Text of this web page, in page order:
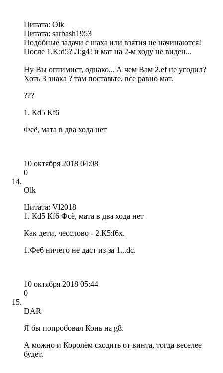
Цитата: Olk
Цитата: sarbash1953
Подобные задачи с шаха или взятия не начинаются!
После 1.K:d5? Л:g4! и мат на 2-м ходу не виден...
Ну Вы оптимист, однако... А чем Вам 2.ef не угодил?
Хоть 3 знака ? там поставьте, все равно мат.
???
1. Кd5 Кf6
Фсё, мата в два хода нет
10 октября 2018 04:08
0
Olk
Цитата: Vl2018
1. Кd5 Кf6 Фсё, мата в два хода нет
Как дети, чесслово - 2.К5:f6x.
1.Фe6 ничего не даст из-за 1...dc.
10 октября 2018 05:44
0
DAR
Я бы попробовал Конь на g8.
А можно и Королём сходить от винта, тогда веселее
будет.